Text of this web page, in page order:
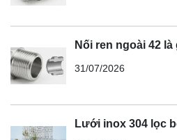
Nối ren ngoài 42 là
31/07/2026
Lưới inox 304 lọc